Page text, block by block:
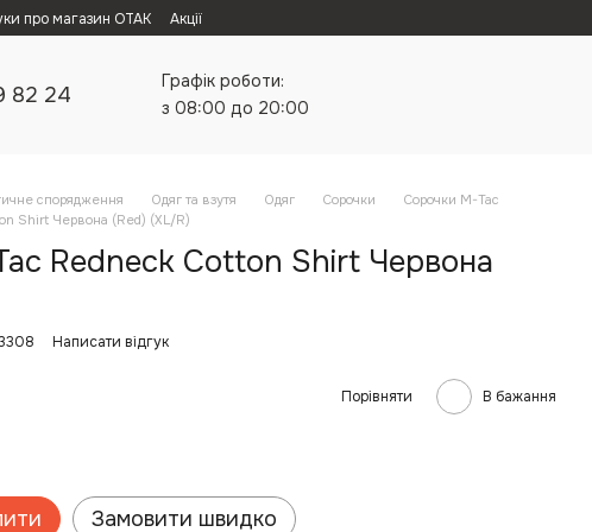
про магазин ОТАК Акції
82 24
Графік роботи:
з 08:00 до 20:00
спорядження Одяг та взутя Одяг Сорочки
Сорочки M-Tac
Shirt Червона (Red) (XL/R)
Redneck Cotton Shirt Червона
Написати відгук
Порівняти В бажання
Замовити швидко